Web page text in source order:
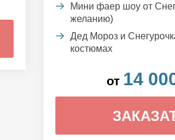
Мини фаер шоу от
желанию)
Дед Мороз и
костюмах
от 14